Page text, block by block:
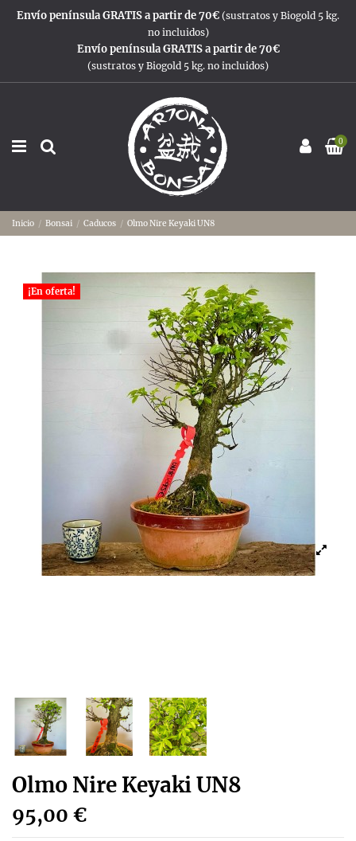
Envío península GRATIS a partir de 70€ (sustratos y Biogold 5 kg.
no incluidos)
Envío península GRATIS a partir de 70€
(sustratos y Biogold 5 kg. no incluidos)
0
Inicio Bonsai Caducos Olmo Nire Keyaki UN8
¡En oferta!
Olmo Nire Keyaki UN8
95,00 €